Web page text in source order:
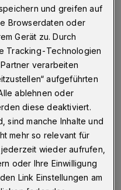
Regionalligist
für die Tageskarten.
Kassen erwirbt,
Lesezeit
und greifen auf
Browserdaten oder
Gerät zu. Durch
Tracking-Technologien
verarbeiten
aufgeführten
ablehnen oder
diese deaktiviert.
sind manche Inhalte und
mehr so relevant für
wieder aufrufen,
oder Ihre Einwilligung
Link Einstellungen am